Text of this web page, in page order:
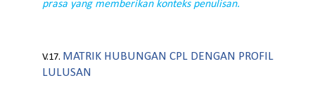
prasa yang memberikan konteks penulisan.
MATRIK HUBUNGAN CPL DENGAN PROFIL
LULUSAN